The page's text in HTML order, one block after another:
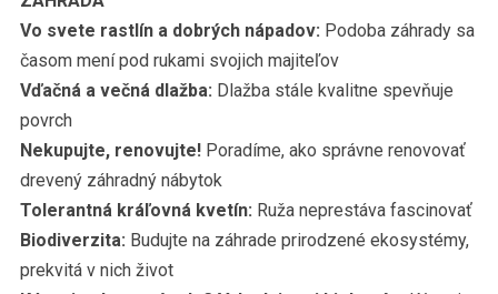
Vo svete rastlín a dobrých nápadov: Podoba záhrady sa
časom mení pod rukami svojich majiteľov
Vďačná a večná dlažba: Dlažba stále kvalitne spevňuje
povrch
Nekupujte, renovujte! Poradíme, ako správne renovovať
drevený záhradný nábytok
Tolerantná kráľovná kvetín: Ruža neprestáva fascinovať
Biodiverzita: Budujte na záhrade prirodzené ekosystémy,
prekvitá v nich život